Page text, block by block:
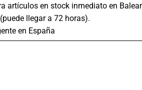
artículos en stock inmediato en
llegar a 72 horas).
en España